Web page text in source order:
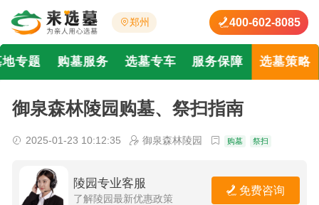
郑州 400-602-8085
地专题 购墓服务 选墓专车 服务保障 选墓策略
御泉森林陵园购墓、祭扫指南
2025-01-23 10:12:35 御泉森林陵园 购墓 祭扫
陵园专业客服
了解陵园最新优惠政策
免费咨询